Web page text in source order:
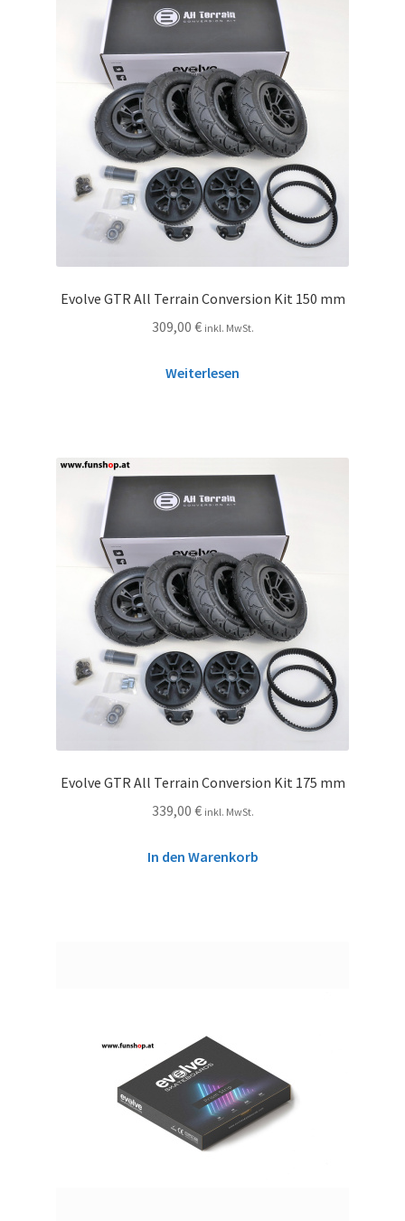
Evolve GTR All Terrain Conversion Kit 150 mm
309,00 € inkl. MwSt.
Weiterlesen
Evolve GTR All Terrain Conversion Kit 175 mm
339,00 € inkl. MwSt.
In den Warenkorb